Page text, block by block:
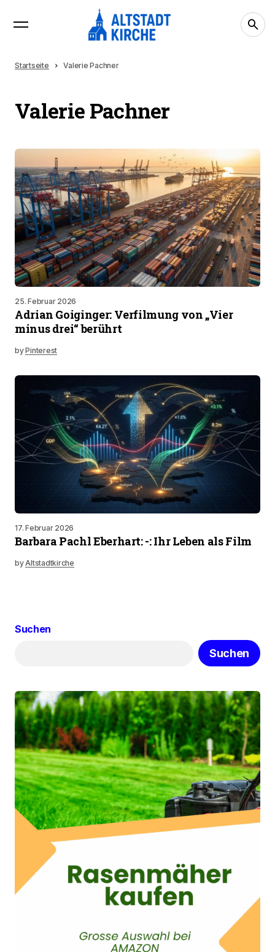
Startseite Valerie Pachner
Valerie Pachner
25. Februar 2026
Adrian Goiginger: Verfilmung von „Vier
minus drei“ berührt
byPinterest
17. Februar 2026
Barbara Pachl Eberhart: -: Ihr Leben als Film
byAltstadtkirche
Suchen
Suchen